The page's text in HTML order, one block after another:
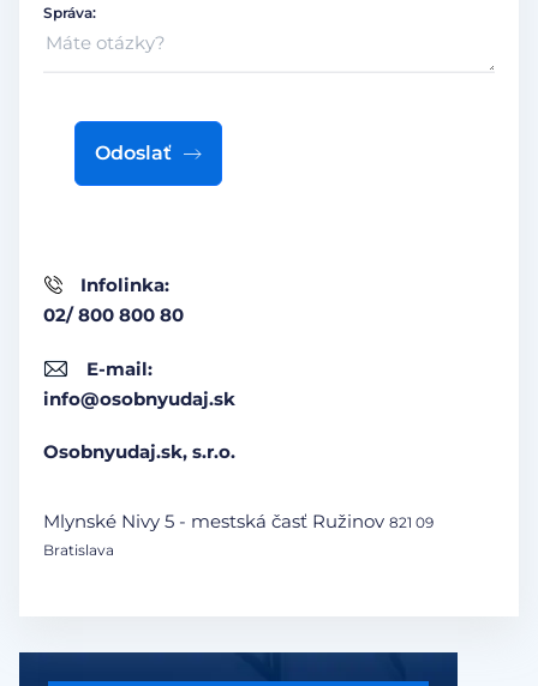
Infolinka:
02/ 800 800 80
E-mail:
info@osobnyudaj.sk
Osobnyudaj.sk, s.r.o.
Mlynské Nivy 5 - mestská časť Ružinov 821 09
Bratislava
Správa:
Odoslať